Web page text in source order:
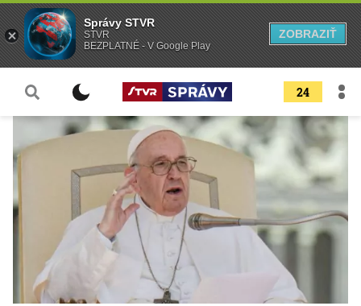
24
Správy STVR
STVR
BEZPLATNÉ - V Google Play
ZOBRAZIŤ